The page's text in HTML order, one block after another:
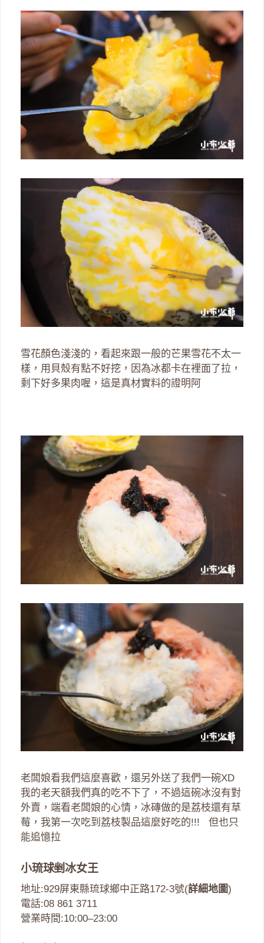
雪花顏色淺淺的，看起來跟一般的芒果雪花不太一
樣，用貝殼有點不好挖，因為冰都卡在裡面了拉，
剩下好多果肉喔，這是真材實料的證明阿
老闆娘看我們這麼喜歡，還另外送了我們一碗XD
我的老天額我們真的吃不下了，不過這碗冰沒有對
外賣，端看老闆娘的心情，冰磚做的是荔枝還有草
莓，我第一次吃到荔枝製品這麼好吃的!!! 但也只
能追憶拉
小琉球剉冰女王
地址:929屏東縣琉球鄉中正路172-3號(詳細地圖)
電話:08 861 3711
營業時間:10:00–23:00